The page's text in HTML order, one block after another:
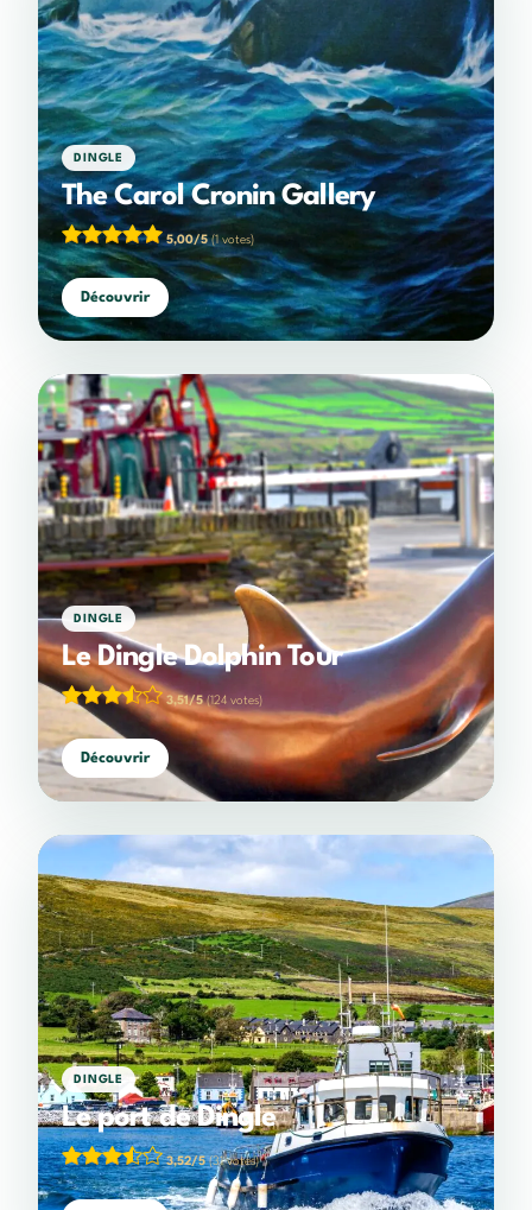
DINGLE
The Carol Cronin Gallery
5,00/5(1 votes)
Découvrir
DINGLE
Le Dingle Dolphin Tour
3,51/5(124 votes)
Découvrir
DINGLE
Le port de Dingle
3,52/5(31 votes)